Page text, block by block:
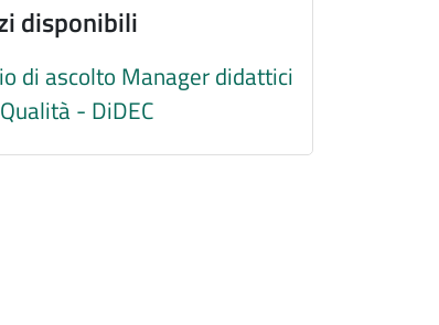
disponibili
di ascolto Manager didattici
- DiDEC